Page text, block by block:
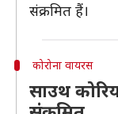
संक्रमित हैं।
कोरोना वायरस
साउथ